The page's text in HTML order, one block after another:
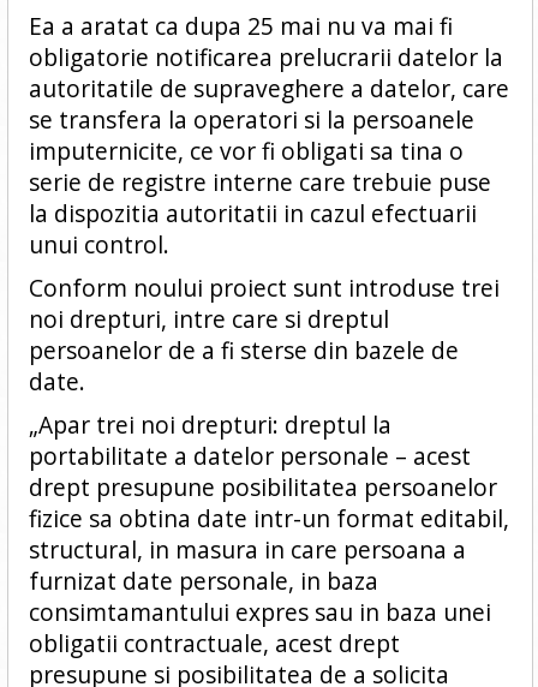
Ea a aratat ca dupa 25 mai nu va mai fi
obligatorie notificarea prelucrarii datelor la
autoritatile de supraveghere a datelor, care
se transfera la operatori si la persoanele
imputernicite, ce vor fi obligati sa tina o
serie de registre interne care trebuie puse
la dispozitia autoritatii in cazul efectuarii
unui control.
Conform noului proiect sunt introduse trei
noi drepturi, intre care si dreptul
persoanelor de a fi sterse din bazele de
date.
„Apar trei noi drepturi: dreptul la
portabilitate a datelor personale – acest
drept presupune posibilitatea persoanelor
fizice sa obtina date intr-un format editabil,
structural, in masura in care persoana a
furnizat date personale, in baza
consimtamantului expres sau in baza unei
obligatii contractuale, acest drept
presupune si posibilitatea de a solicita